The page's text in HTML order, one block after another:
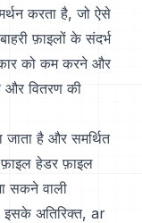
करता है, जो ऐसे
फ़ाइलों के संदर्भ
को कम करने और
वितरण की
है और समर्थित
हेडर फ़ाइल
सकने वाली
अतिरिक्त, ar